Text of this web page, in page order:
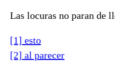
Las locuras no paran de
[1] esto
[2] al parecer